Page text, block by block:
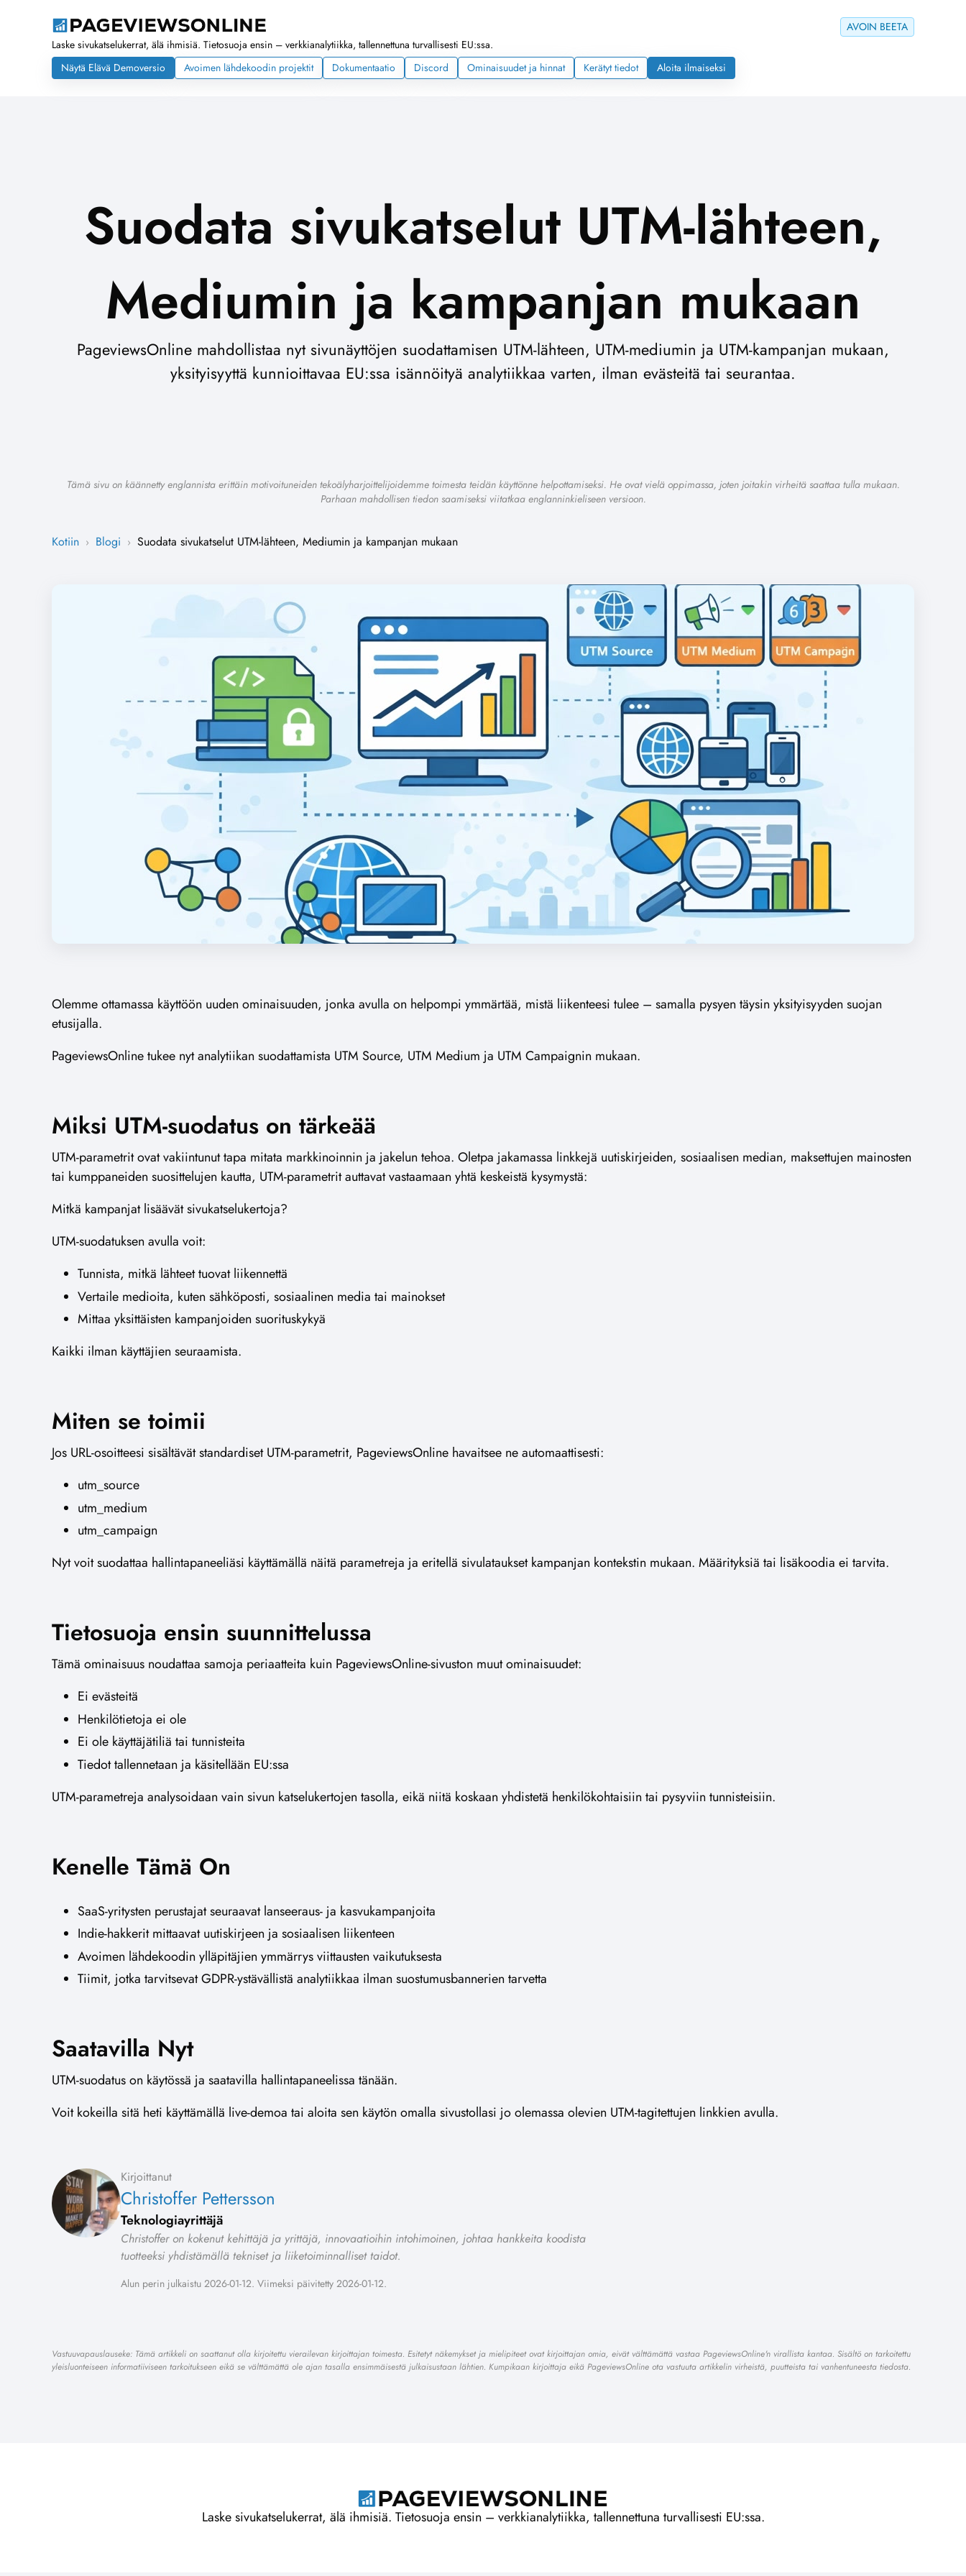
AVOIN BEETA
Laske sivukatselukerrat, älä ihmisiä. Tietosuoja ensin – verkkianalytiikka, tallennettuna turvallisesti EU:ssa.
Näytä Elävä Demoversio
Avoimen lähdekoodin projektit Dokumentaatio Discord Ominaisuudet ja hinnat Kerätyt tiedot Aloita ilmaiseksi
Suodata sivukatselut UTM-lähteen,
Mediumin ja kampanjan mukaan
PageviewsOnline mahdollistaa nyt sivunäyttöjen suodattamisen UTM-lähteen, UTM-mediumin ja UTM-kampanjan mukaan,
yksityisyyttä kunnioittavaa EU:ssa isännöityä analytiikkaa varten, ilman evästeitä tai seurantaa.
Tämä sivu on käännetty englannista erittäin motivoituneiden tekoälyharjoittelijoidemme toimesta teidän käyttönne helpottamiseksi. He ovat vielä oppimassa, joten joitakin virheitä saattaa tulla mukaan.
Parhaan mahdollisen tiedon saamiseksi viitatkaa englanninkieliseen versioon.
Kotiin › Blogi › Suodata sivukatselut UTM-lähteen, Mediumin ja kampanjan mukaan
Olemme ottamassa käyttöön uuden ominaisuuden, jonka avulla on helpompi ymmärtää, mistä liikenteesi tulee – samalla pysyen täysin yksityisyyden suojan
etusijalla.
PageviewsOnline tukee nyt analytiikan suodattamista UTM Source, UTM Medium ja UTM Campaignin mukaan.
Miksi UTM-suodatus on tärkeää
UTM-parametrit ovat vakiintunut tapa mitata markkinoinnin ja jakelun tehoa. Oletpa jakamassa linkkejä uutiskirjeiden, sosiaalisen median, maksettujen mainosten
tai kumppaneiden suosittelujen kautta, UTM-parametrit auttavat vastaamaan yhtä keskeistä kysymystä:
Mitkä kampanjat lisäävät sivukatselukertoja?
UTM-suodatuksen avulla voit:
Tunnista, mitkä lähteet tuovat liikennettä
Vertaile medioita, kuten sähköposti, sosiaalinen media tai mainokset
Mittaa yksittäisten kampanjoiden suorituskykyä
Kaikki ilman käyttäjien seuraamista.
Miten se toimii
Jos URL-osoitteesi sisältävät standardiset UTM-parametrit, PageviewsOnline havaitsee ne automaattisesti:
utm_source
utm_medium
utm_campaign
Nyt voit suodattaa hallintapaneeliäsi käyttämällä näitä parametreja ja eritellä sivulataukset kampanjan kontekstin mukaan. Määrityksiä tai lisäkoodia ei tarvita.
Tietosuoja ensin suunnittelussa
Tämä ominaisuus noudattaa samoja periaatteita kuin PageviewsOnline-sivuston muut ominaisuudet:
Ei evästeitä
Henkilötietoja ei ole
Ei ole käyttäjätiliä tai tunnisteita
Tiedot tallennetaan ja käsitellään EU:ssa
UTM-parametreja analysoidaan vain sivun katselukertojen tasolla, eikä niitä koskaan yhdistetä henkilökohtaisiin tai pysyviin tunnisteisiin.
Kenelle Tämä On
SaaS-yritysten perustajat seuraavat lanseeraus- ja kasvukampanjoita
Indie-hakkerit mittaavat uutiskirjeen ja sosiaalisen liikenteen
Avoimen lähdekoodin ylläpitäjien ymmärrys viittausten vaikutuksesta
Tiimit, jotka tarvitsevat GDPR-ystävällistä analytiikkaa ilman suostumusbannerien tarvetta
Saatavilla Nyt
UTM-suodatus on käytössä ja saatavilla hallintapaneelissa tänään.
Voit kokeilla sitä heti käyttämällä live-demoa tai aloita sen käytön omalla sivustollasi jo olemassa olevien UTM-tagitettujen linkkien avulla.
Kirjoittanut
Christoffer Pettersson
Teknologiayrittäjä
Christoffer on kokenut kehittäjä ja yrittäjä, innovaatioihin intohimoinen, johtaa hankkeita koodista
tuotteeksi yhdistämällä tekniset ja liiketoiminnalliset taidot.
Alun perin julkaistu 2026-01-12. Viimeksi päivitetty 2026-01-12.
Vastuuvapauslauseke: Tämä artikkeli on saattanut olla kirjoitettu vierailevan kirjoittajan toimesta. Esitetyt näkemykset ja mielipiteet ovat kirjoittajan omia, eivät välttämättä vastaa PageviewsOnline'n virallista kantaa. Sisältö on tarkoitettu
yleisluonteiseen informatiiviseen tarkoitukseen eikä se välttämättä ole ajan tasalla ensimmäisestä julkaisustaan lähtien. Kumpikaan kirjoittaja eikä PageviewsOnline ota vastuuta artikkelin virheistä, puutteista tai vanhentuneesta tiedosta.
Laske sivukatselukerrat, älä ihmisiä. Tietosuoja ensin – verkkianalytiikka, tallennettuna turvallisesti EU:ssa.